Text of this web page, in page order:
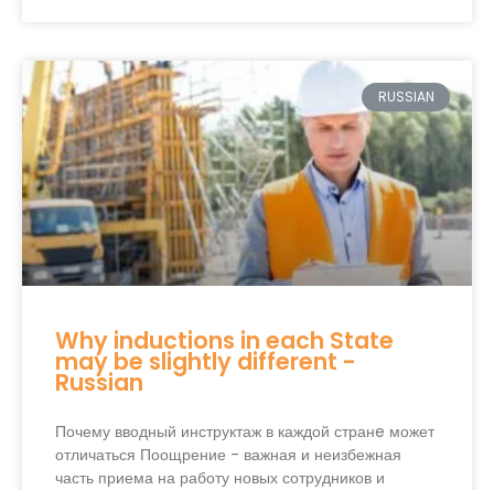
RUSSIAN
Why inductions in each State
may be slightly different -
Russian
Почему вводный инструктаж в каждой странe может
отличаться Поощрение - важная и неизбежная
часть приема на работу новых сотрудников и